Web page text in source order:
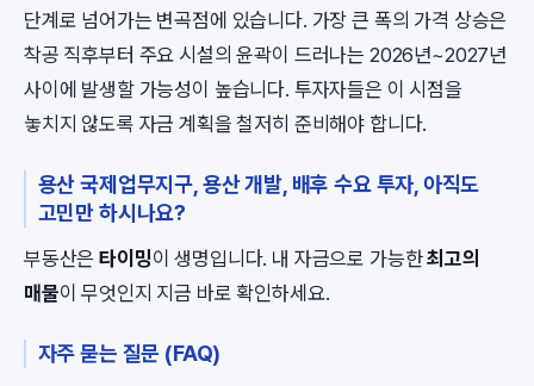
단계로 넘어가는 변곡점에 있습니다. 가장 큰 폭의 가격 상승은
착공 직후부터 주요 시설의 윤곽이 드러나는 2026년~2027년
사이에 발생할 가능성이 높습니다. 투자자들은 이 시점을
놓치지 않도록 자금 계획을 철저히 준비해야 합니다.
용산 국제업무지구, 용산 개발, 배후 수요 투자, 아직도
고민만 하시나요?
부동산은타이밍이 생명입니다. 내 자금으로 가능한최고의
매물이 무엇인지 지금 바로 확인하세요.
자주 묻는 질문 (FAQ)